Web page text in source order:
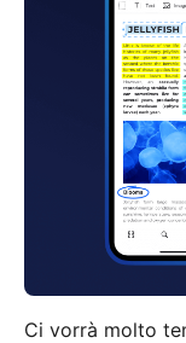
Ci vorrà molto